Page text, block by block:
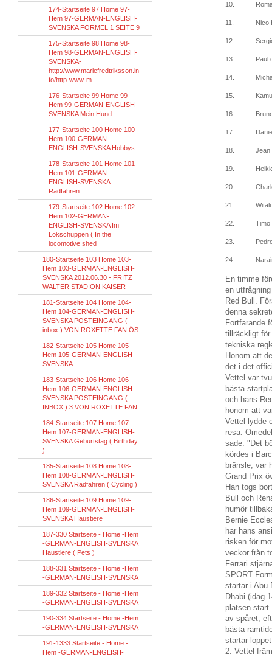
10.
11. Nico
12.
13. Paul
14.
15.
16.
17.
18. Jean
19.
20.
21.
22. Timo
23.
24.
En timme
en
Red Bull.
denna
Fortfarande
tillräckligt för
tekniska
Honom att
det i det
Vettel var
bästa
och hans
honom att
Vettel lydde
resa.
sade: "Det
kördes i
bränsle, var
Grand Prix
Han togs
Bull och
humör
Bernie
har hans
risken för
veckor från
Ferrari
SPORT
startar i Abu
Dhabi (idag
platsen start.
av spåret,
bästa
startar
2. Vettel
174-Startseite 97 Home 97-
Hem 97-GERMAN-ENGLISH-
SVENSKA FORMEL 1 SEITE 9
175-Startseite 98 Home 98-
Hem 98-GERMAN-ENGLISH-
SVENSKA-
http://www.mariefredtriksson.in
fo/http-www-m
176-Startseite 99 Home 99-
Hem 99-GERMAN-ENGLISH-
SVENSKA Mein Hund
177-Startseite 100 Home 100-
Hem 100-GERMAN-
ENGLISH-SVENSKA Hobbys
178-Startseite 101 Home 101-
Hem 101-GERMAN-
ENGLISH-SVENSKA
Radfahren
179-Startseite 102 Home 102-
Hem 102-GERMAN-
ENGLISH-SVENSKA Im
Lokschuppen ( In the
locomotive shed
180-Startseite 103 Home 103-
Hem 103-GERMAN-ENGLISH-
SVENSKA 2012.06.30 - FRITZ
WALTER STADION KAISER
181-Startseite 104 Home 104-
Hem 104-GERMAN-ENGLISH-
SVENSKA POSTEINGANG (
inbox ) VON ROXETTE FAN ÖS
182-Startseite 105 Home 105-
Hem 105-GERMAN-ENGLISH-
SVENSKA
183-Startseite 106 Home 106-
Hem 106-GERMAN-ENGLISH-
SVENSKA POSTEINGANG (
INBOX ) 3 VON ROXETTE FAN
184-Startseite 107 Home 107-
Hem 107-GERMAN-ENGLISH-
SVENSKA Geburtstag ( Birthday
)
185-Startseite 108 Home 108-
Hem 108-GERMAN-ENGLISH-
SVENSKA Radfahren ( Cycling )
186-Startseite 109 Home 109-
Hem 109-GERMAN-ENGLISH-
SVENSKA Haustiere
187-330 Startseite - Home -Hem
-GERMAN-ENGLISH-SVENSKA
Haustiere ( Pets )
188-331 Startseite - Home -Hem
-GERMAN-ENGLISH-SVENSKA
189-332 Startseite - Home -Hem
-GERMAN-ENGLISH-SVENSKA
190-334 Startseite - Home -Hem
-GERMAN-ENGLISH-SVENSKA
191-1333 Startseite - Home -
Hem -GERMAN-ENGLISH-